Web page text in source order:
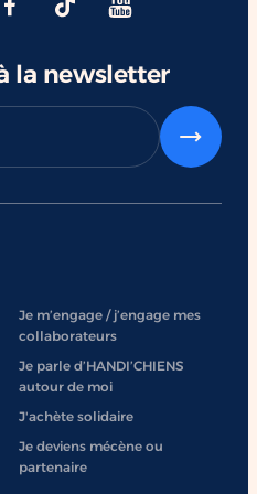
la newsletter
Je m’engage / j’engage mes
collaborateurs
Je parle d’HANDI’CHIENS
autour de moi
J'achète solidaire
Je deviens mécène ou
partenaire